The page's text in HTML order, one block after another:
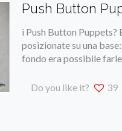
Push Button
i Push Button
posizionate su una
fondo era possibile
Do you like it? 39